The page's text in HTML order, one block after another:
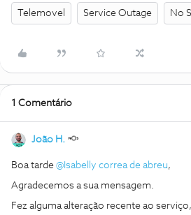
Telemovel Service Outage No
1 Comentário
João H.
Boa tarde ​ @Isabelly correa de abreu,
Agradecemos a sua mensagem.
Fez alguma alteração recente ao